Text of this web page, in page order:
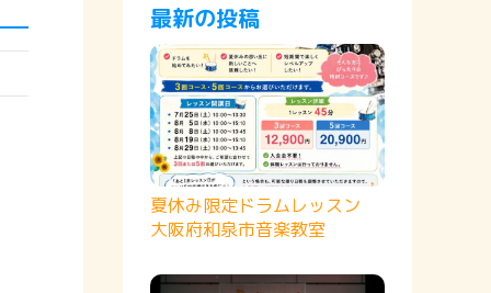
最新の投稿
夏休み限定ドラムレッスン
大阪府和泉市音楽教室